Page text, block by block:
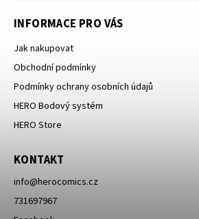
INFORMACE PRO VÁS
Jak nakupovat
Obchodní podmínky
Podmínky ochrany osobních údajů
HERO Bodový systém
HERO Store
KONTAKT
info@herocomics.cz
731697967